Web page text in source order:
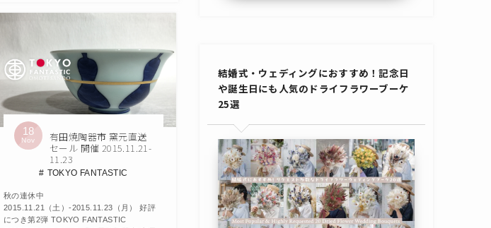
18
Nov
有田焼陶器市 窯元直送
セール 開催 2015.11.21-
11.23
TOKYO FANTASTIC
秋の連休中
2015.11.21（土）-2015.11.23（月） 好評
につき第2弾 TOKYO FANTASTIC
結婚式・ウェディングにおすすめ！記念日
や誕生日にも人気のドライフラワーブーケ
25選